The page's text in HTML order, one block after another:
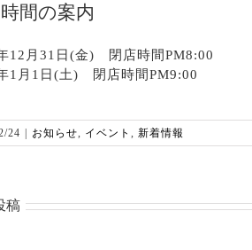
間の案内
12月31日(金) 閉店時間PM8:00
1月1日(土) 閉店時間PM9:00
24 | お知らせ イベント 新着情報
稿